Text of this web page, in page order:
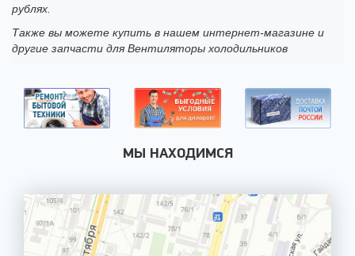
рублях.
Также вы можете купить в нашем интернет-магазине и
другие запчасти для Вентиляторы холодильников
МЫ НАХОДИМСЯ